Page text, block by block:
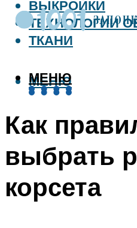
ВЫКРОЙКИ
ТЕХНОЛОГИИ
ТКАНИ
МЕНЮ
МЕНЮ
Как
выбрать
корсета